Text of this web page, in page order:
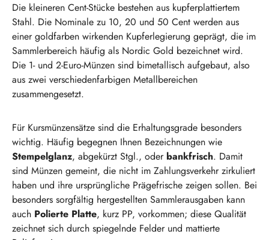
Die kleineren Cent-Stücke bestehen aus kupferplattiertem
Stahl. Die Nominale zu 10, 20 und 50 Cent werden aus
einer goldfarben wirkenden Kupferlegierung geprägt, die im
Sammlerbereich häufig als Nordic Gold bezeichnet wird.
Die 1- und 2-Euro-Münzen sind bimetallisch aufgebaut, also
aus zwei verschiedenfarbigen Metallbereichen
zusammengesetzt.
Für Kursmünzensätze sind die Erhaltungsgrade besonders
wichtig. Häufig begegnen Ihnen Bezeichnungen wie
Stempelglanz, abgekürzt Stgl., oder bankfrisch. Damit
sind Münzen gemeint, die nicht im Zahlungsverkehr zirkuliert
haben und ihre ursprüngliche Prägefrische zeigen sollen. Bei
besonders sorgfältig hergestellten Sammlerausgaben kann
auch Polierte Platte, kurz PP, vorkommen; diese Qualität
zeichnet sich durch spiegelnde Felder und mattierte